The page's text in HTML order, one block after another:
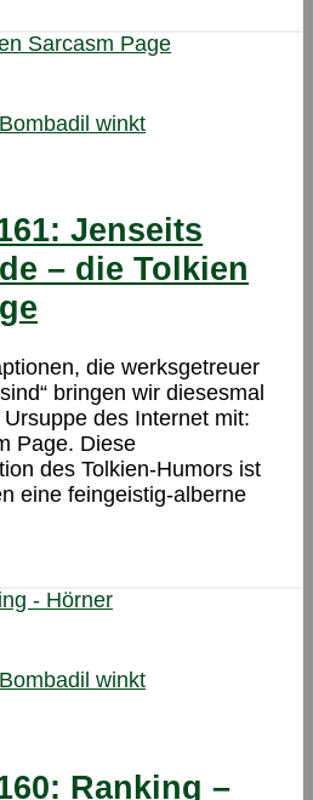
winkt
Jenseits
– die Tolkien
die werksgetreuer
bringen wir diesesmal
des Internet mit:
Page. Diese
des Tolkien-Humors ist
eine feingeistig-alberne
winkt
Ranking –